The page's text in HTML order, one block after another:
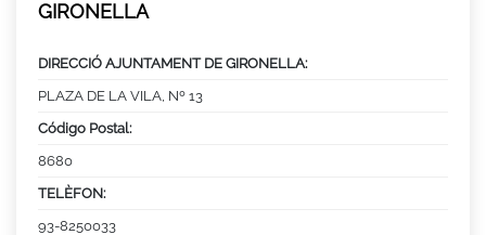
GIRONELLA
DIRECCIÓ AJUNTAMENT DE GIRONELLA:
PLAZA DE LA VILA, Nº 13
Código Postal:
8680
TELÈFON:
93-8250033